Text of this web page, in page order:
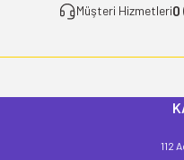
Müşteri Hizmetleri0
112